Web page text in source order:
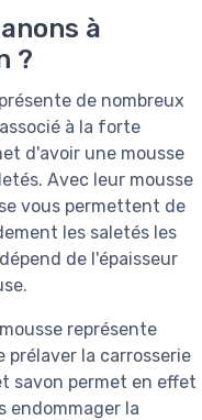
à
?
de nombreux
à la forte
d'avoir une mousse
Avec leur mousse
vous permettent de
les saletés les
de l'épaisseur
représente
prélaver la carrosserie
savon permet en effet
endommager la